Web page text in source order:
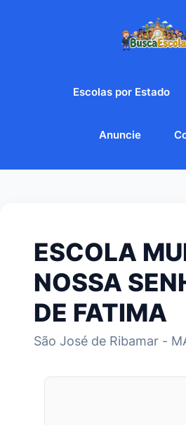
Escolas por Estado
Anuncie
ESCOLA
NOSSA
DE FATIMA
São José de Ribamar -